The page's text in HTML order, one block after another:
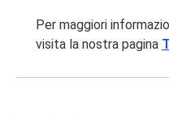
Per maggiori
visita la nostra pagina